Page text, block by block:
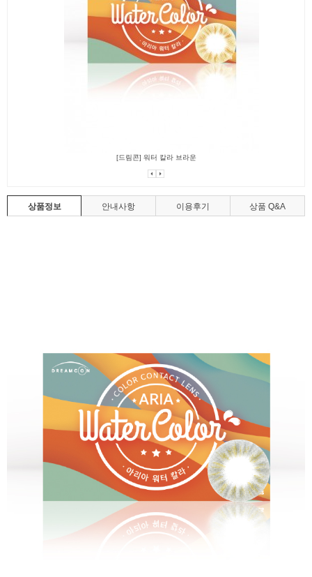
[드림콘] 워터 칼라 브라운
상품정보 안내사항 이용후기 상품 Q&A